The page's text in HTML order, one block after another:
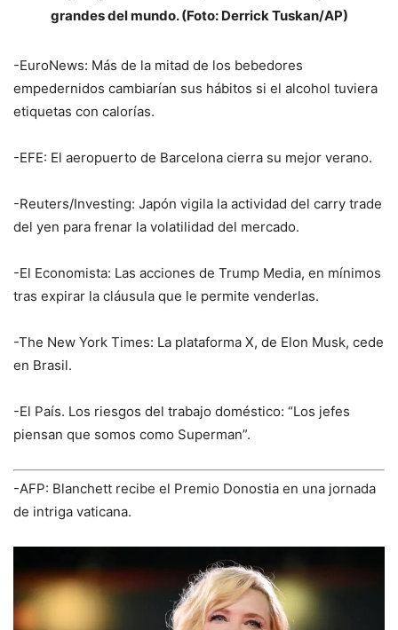
grandes del mundo. (Foto: Derrick Tuskan/AP)
-EuroNews: Más de la mitad de los bebedores
empedernidos cambiarían sus hábitos si el alcohol tuviera
etiquetas con calorías.
-EFE: El aeropuerto de Barcelona cierra su mejor verano.
-Reuters/Investing: Japón vigila la actividad del carry trade
del yen para frenar la volatilidad del mercado.
-El Economista: Las acciones de Trump Media, en mínimos
tras expirar la cláusula que le permite venderlas.
-The New York Times: La plataforma X, de Elon Musk, cede
en Brasil.
-El País. Los riesgos del trabajo doméstico: “Los jefes
piensan que somos como Superman”.
-AFP: Blanchett recibe el Premio Donostia en una jornada
de intriga vaticana.